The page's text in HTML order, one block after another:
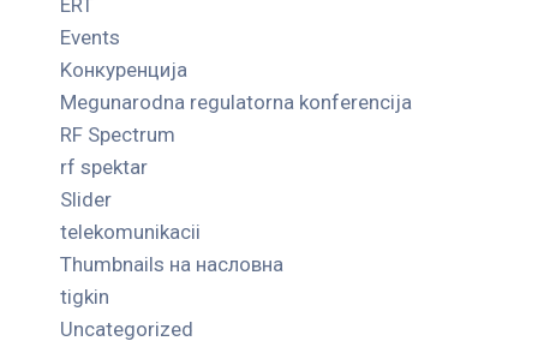
Events
Kонкуренција
Megunarodna regulatorna konferencija
RF Spectrum
rf spektar
Slider
telekomunikacii
Thumbnails на насловна
tigkin
Uncategorized